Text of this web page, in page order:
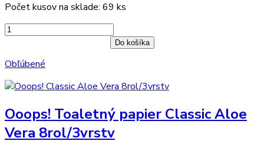
Počet kusov na sklade: 69 ks
Do košíka
Obľúbené
Ooops! Toaletný papier Classic Aloe
Vera 8rol/3vrstv